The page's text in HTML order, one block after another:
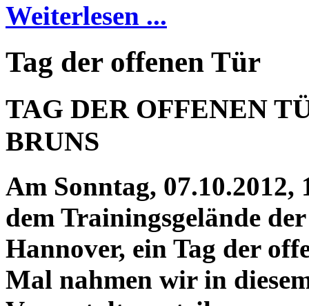
Weiterlesen ...
Tag der offenen Tür
TAG DER OFFENEN
BRUNS
Am Sonntag, 07.10.2012,
dem Trainingsgelände
Hannover, ein Tag der
Mal nahmen wir in